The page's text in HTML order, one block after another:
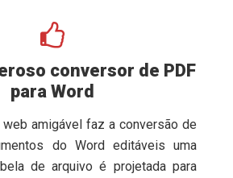
conversor de PDF
para Word
amigável faz a conversão de
do Word editáveis uma
de arquivo é projetada para